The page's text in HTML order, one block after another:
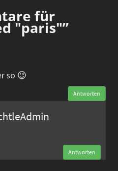
für
"paris"”
so 😉
Antworten
Antworten